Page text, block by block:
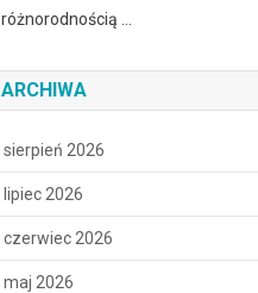
różnorodnością …
ARCHIWA
sierpień 2026
lipiec 2026
czerwiec 2026
maj 2026